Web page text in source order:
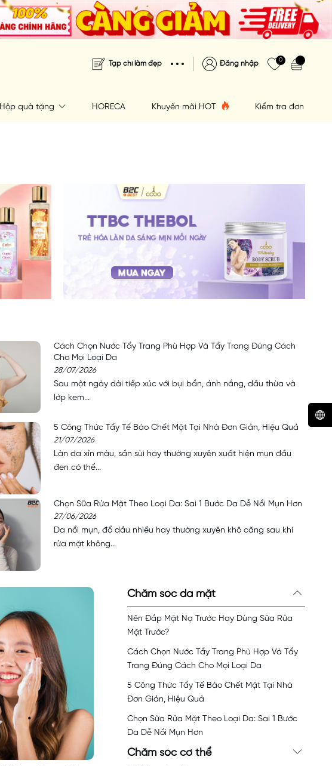
Tạp chí làm đẹp Đăng nhập 0
Hộp quà tặng HORECA Khuyến mãi HOT Kiểm tra đơn hàng
Cách Chọn Nước Tẩy Trang Phù Hợp Và Tẩy Trang Đúng Cách
Cho Mọi Loại Da
28/07/2026
Sau một ngày dài tiếp xúc với bụi bẩn, ánh nắng, dầu thừa và
lớp kem...
5 Công Thức Tẩy Tế Bào Chết Mặt Tại Nhà Đơn Giản, Hiệu Quả
21/07/2026
Làn da xỉn màu, sần sùi hay thường xuyên xuất hiện mụn đầu
đen có thể...
Chọn Sữa Rửa Mặt Theo Loại Da: Sai 1 Bước Da Dễ Nổi Mụn Hơn
27/06/2026
Da nổi mụn, đổ dầu nhiều hay thường xuyên khô căng sau khi
rửa mặt không...
Chăm sóc da mặt
Nên Đắp Mặt Nạ Trước Hay Dùng Sữa Rửa
Mặt Trước?
Cách Chọn Nước Tẩy Trang Phù Hợp Và Tẩy
Trang Đúng Cách Cho Mọi Loại Da
5 Công Thức Tẩy Tế Bào Chết Mặt Tại Nhà
Đơn Giản, Hiệu Quả
Chọn Sữa Rửa Mặt Theo Loại Da: Sai 1 Bước
Da Dễ Nổi Mụn Hơn
Chăm sóc cơ thể